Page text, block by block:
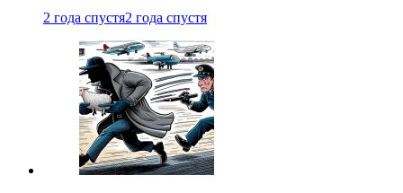
2 года спустя2 года спустя